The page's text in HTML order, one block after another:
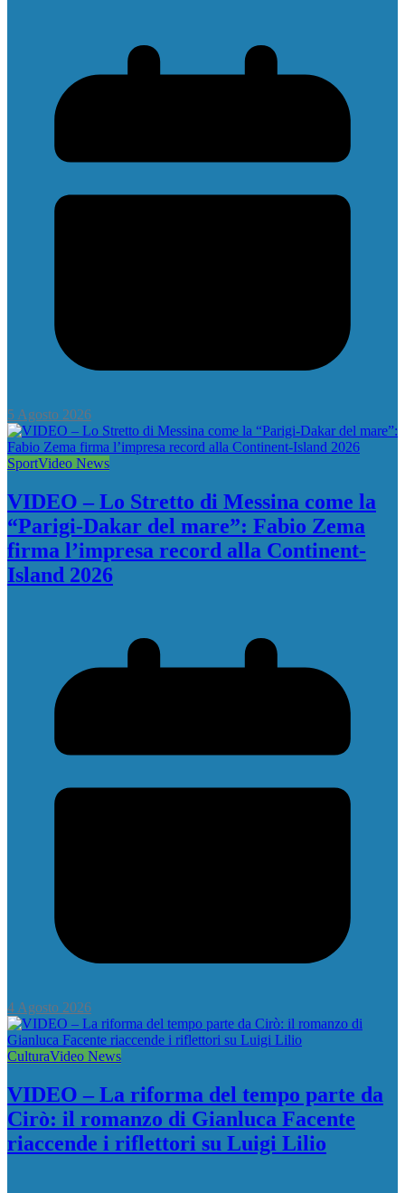
5 Agosto 2026
SportVideo News
VIDEO – Lo Stretto di Messina come la
“Parigi-Dakar del mare”: Fabio Zema
firma l’impresa record alla Continent-
Island 2026
4 Agosto 2026
CulturaVideo News
VIDEO – La riforma del tempo parte da
Cirò: il romanzo di Gianluca Facente
riaccende i riflettori su Luigi Lilio